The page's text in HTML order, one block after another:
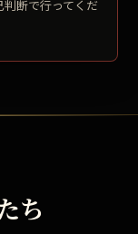
断で行ってくだ
ち